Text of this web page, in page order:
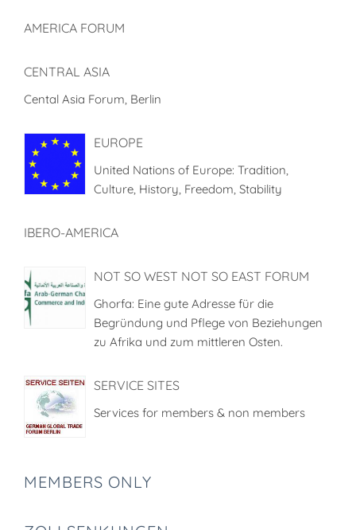
AMERICA FORUM
CENTRAL ASIA
Cental Asia Forum, Berlin
EUROPE
United Nations of Europe: Tradition,
Culture, History, Freedom, Stability
IBERO-AMERICA
NOT SO WEST NOT SO EAST FORUM
Ghorfa: Eine gute Adresse für die
Begründung und Pflege von Beziehungen
zu Afrika und zum mittleren Osten.
SERVICE SITES
Services for members & non members
MEMBERS ONLY